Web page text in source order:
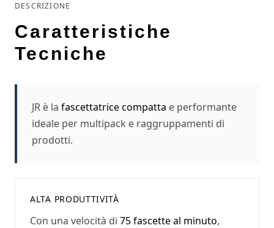
DESCRIZIONE
Caratteristiche
Tecniche
JR è la fascettatrice compatta e performante
ideale per multipack e raggruppamenti di
prodotti.
ALTA PRODUTTIVITÀ
Con una velocità di 75fascette al minuto,